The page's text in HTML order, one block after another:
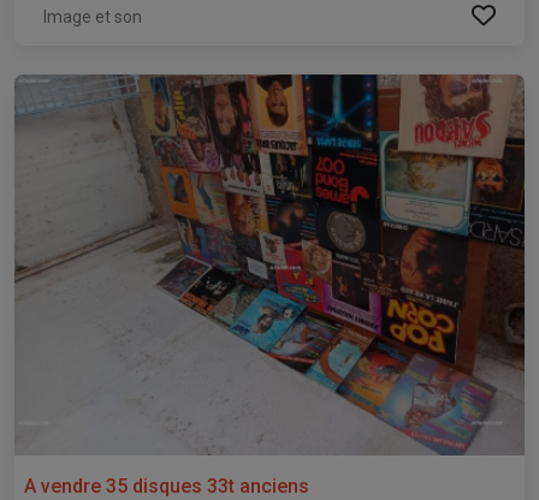
Image et son
A vendre 35 disques 33t anciens